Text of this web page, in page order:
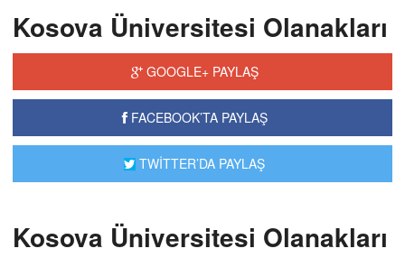
Kosova Üniversitesi Olanakları
GOOGLE+ PAYLAŞ
FACEBOOK’TA PAYLAŞ
TWİTTER’DA PAYLAŞ
Kosova Üniversitesi Olanakları